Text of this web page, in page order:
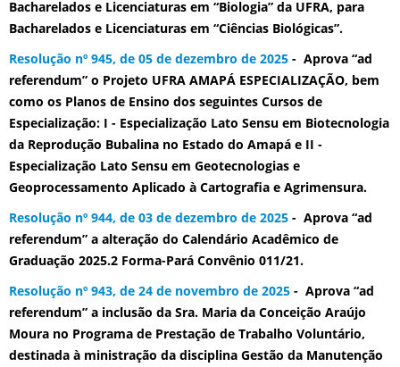
Bacharelados e Licenciaturas em “Biologia” da UFRA, para
Bacharelados e Licenciaturas em “Ciências Biológicas”.
Resolução nº 945, de 05 de dezembro de 2025 - Aprova “ad
referendum” o Projeto UFRA AMAPÁ ESPECIALIZAÇÃO, bem
como os Planos de Ensino dos seguintes Cursos de
Especialização: I - Especialização Lato Sensu em Biotecnologia
da Reprodução Bubalina no Estado do Amapá e II -
Especialização Lato Sensu em Geotecnologias e
Geoprocessamento Aplicado à Cartografia e Agrimensura.
Resolução nº 944, de 03 de dezembro de 2025 - Aprova “ad
referendum” a alteração do Calendário Acadêmico de
Graduação 2025.2 Forma-Pará Convênio 011/21.
Resolução nº 943, de 24 de novembro de 2025 - Aprova “ad
referendum” a inclusão da Sra. Maria da Conceição Araújo
Moura no Programa de Prestação de Trabalho Voluntário,
destinada à ministração da disciplina Gestão da Manutenção